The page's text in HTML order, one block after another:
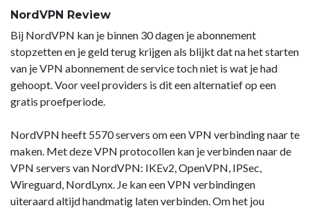
NordVPN Review
Bij NordVPN kan je binnen 30 dagen je abonnement
stopzetten en je geld terug krijgen als blijkt dat na het starten
van je VPN abonnement de service toch niet is wat je had
gehoopt. Voor veel providers is dit een alternatief op een
gratis proefperiode.
NordVPN heeft 5570 servers om een VPN verbinding naar te
maken. Met deze VPN protocollen kan je verbinden naar de
VPN servers van NordVPN: IKEv2, OpenVPN, IPSec,
Wireguard, NordLynx. Je kan een VPN verbindingen
uiteraard altijd handmatig laten verbinden. Om het jou